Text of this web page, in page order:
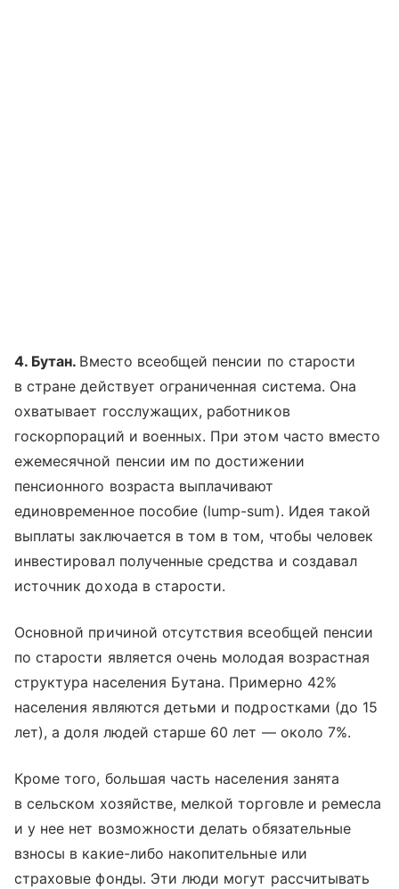
4. Бутан. Вместо всеобщей пенсии по старости
в стране действует ограниченная система. Она
охватывает госслужащих, работников
госкорпораций и военных. При этом часто вместо
ежемесячной пенсии им по достижении
пенсионного возраста выплачивают
единовременное пособие (lump-sum). Идея такой
выплаты заключается в том в том, чтобы человек
инвестировал полученные средства и создавал
источник дохода в старости.
Основной причиной отсутствия всеобщей пенсии
по старости является очень молодая возрастная
структура населения Бутана. Примерно 42%
населения являются детьми и подростками (до 15
лет), а доля людей старше 60 лет — около 7%.
Кроме того, большая часть населения занята
в сельском хозяйстве, мелкой торговле и ремесла
и у нее нет возможности делать обязательные
взносы в какие-либо накопительные или
страховые фонды. Эти люди могут рассчитывать